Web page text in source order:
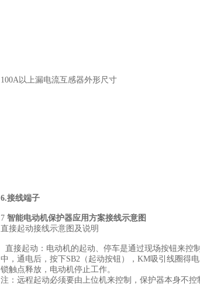
100A以上漏电流互感器外形尺寸
6.接线端子
7 智能电动机保护器应用方案接线示意图
直接起动接线示意图及说明
直接起动：电动机的起动、停车是通过现场按钮来控
中，通电后，按下SB2（起动按钮），KM吸引线圈得
锁触点释放，电动机停止工作。
注：远程起动必须要由上位机来控制，保护器本身不控